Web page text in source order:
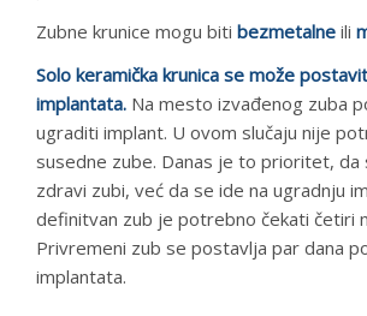
Zubne krunice mogu biti bezmetalne ili
Solo keramička krunica se može
implantata. Na mesto izvađenog zuba
ugraditi implant. U ovom slučaju nije
susedne zube. Danas je to prioritet, da
zdravi zubi, već da se ide na ugradnju
definitvan zub je potrebno čekati četiri
Privremeni zub se postavlja par dana
implantata.